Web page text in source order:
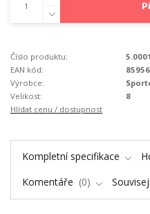
Číslo produktu:
EAN kód:
Výrobce:
Velikost:
8
Hlídat cenu / dostupnost
Kompletní specifikace
Komentáře
0